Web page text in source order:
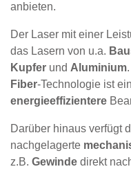
anbieten.
Der Laser mit einer
das Lasern von u.a.
Kupfer und Aluminium
Fiber-Technologie ist
energieeffizientere
Darüber hinaus verfügt
nachgelagerte
z.B. Gewinde direkt